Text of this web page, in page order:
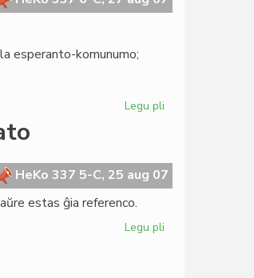
esperanto-komunumo;
Legu pli
Tibeto
HeKo 337 5-C, 25 aug 07
estas ĝia referenco.
Legu pli